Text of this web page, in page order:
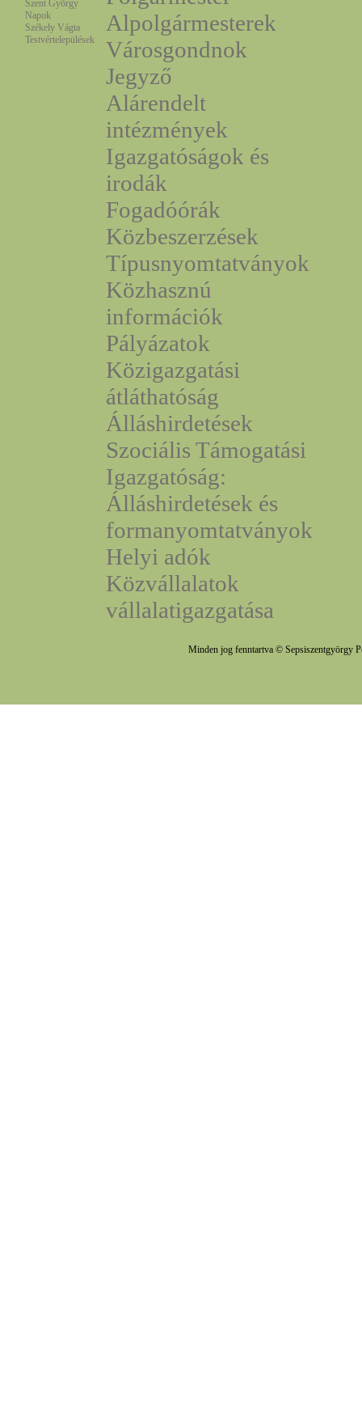
Szent György
Napok
Székely Vágta
Testvértelepülések
Alpolgármesterek
Városgondnok
Jegyző
Alárendelt
intézmények
Igazgatóságok és
irodák
Fogadóórák
Közbeszerzések
Típusnyomtatványok
Közhasznú
információk
Pályázatok
Közigazgatási
átláthatóság
Álláshirdetések
Szociális Támogatási
Igazgatóság:
Álláshirdetések és
formanyomtatványok
Helyi adók
Közvállalatok
vállalatigazgatása
Minden jog fenntartva © Sepsiszentgyörgy